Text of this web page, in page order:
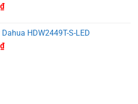
₫
HDW2449T-S-LED
₫